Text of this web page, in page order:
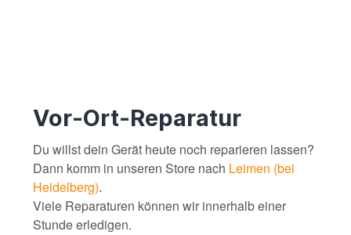
Vor-Ort-Reparatur
Du willst dein Gerät heute noch reparieren lassen?
Dann komm in unseren Store nach Leimen (bei
Heidelberg).
Viele Reparaturen können wir innerhalb einer
Stunde erledigen.